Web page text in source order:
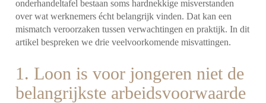
onderhandeltafel bestaan soms hardnekkige misverstanden
over wat werknemers écht belangrijk vinden. Dat kan een
mismatch veroorzaken tussen verwachtingen en praktijk. In dit
artikel bespreken we drie veelvoorkomende misvattingen.
1. Loon is voor jongeren niet de
belangrijkste arbeidsvoorwaarde